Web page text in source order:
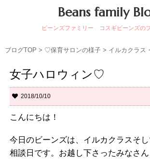
Beans family
ビーンズファミリー コスギビーンズの
ブログTOP > ♡保育サロンの様子 > イルカクラス
女子ハロウィン♡
2018/10/10
こんにちは！
今日のビーンズは、イルカクラスそ
相談日です。お越し下さったみなさ